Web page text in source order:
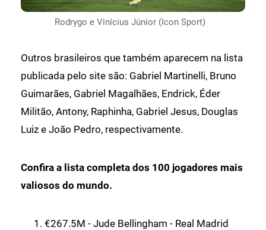
Rodrygo e Vinícius Júnior (Icon Sport)
Outros brasileiros que também aparecem na lista
publicada pelo site são: Gabriel Martinelli, Bruno
Guimarães, Gabriel Magalhães, Endrick, Éder
Militão, Antony, Raphinha, Gabriel Jesus, Douglas
Luiz e João Pedro, respectivamente.
Confira a lista completa dos 100 jogadores mais
valiosos do mundo.
€267.5M - Jude Bellingham - Real Madrid